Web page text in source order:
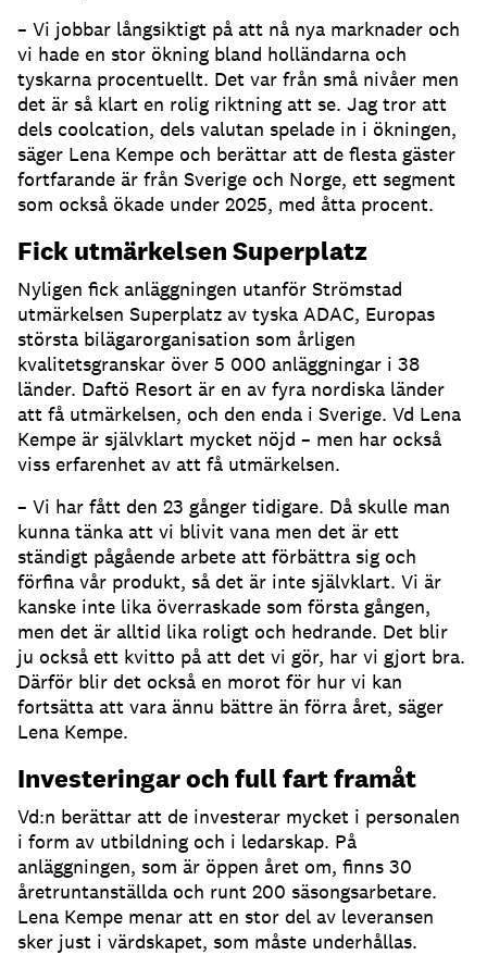
– Vi jobbar långsiktigt på att nå nya marknader och
vi hade en stor ökning bland holländarna och
tyskarna procentuellt. Det var från små nivåer men
det är så klart en rolig riktning att se. Jag tror att
dels coolcation, dels valutan spelade in i ökningen,
säger Lena Kempe och berättar att de flesta gäster
fortfarande är från Sverige och Norge, ett segment
som också ökade under 2025, med åtta procent.
Fick utmärkelsen Superplatz
Nyligen fick anläggningen utanför Strömstad
utmärkelsen Superplatz av tyska ADAC, Europas
största bilägarorganisation som årligen
kvalitetsgranskar över 5 000 anläggningar i 38
länder. Daftö Resort är en av fyra nordiska länder
att få utmärkelsen, och den enda i Sverige. Vd Lena
Kempe är självklart mycket nöjd – men har också
viss erfarenhet av att få utmärkelsen.
– Vi har fått den 23 gånger tidigare. Då skulle man
kunna tänka att vi blivit vana men det är ett
ständigt pågående arbete att förbättra sig och
förfina vår produkt, så det är inte självklart. Vi är
kanske inte lika överraskade som första gången,
men det är alltid lika roligt och hedrande. Det blir
ju också ett kvitto på att det vi gör, har vi gjort bra.
Därför blir det också en morot för hur vi kan
fortsätta att vara ännu bättre än förra året, säger
Lena Kempe.
Investeringar och full fart framåt
Vd:n berättar att de investerar mycket i personalen
i form av utbildning och i ledarskap. På
anläggningen, som är öppen året om, finns 30
åretruntanställda och runt 200 säsongsarbetare.
Lena Kempe menar att en stor del av leveransen
sker just i värdskapet, som måste underhållas.